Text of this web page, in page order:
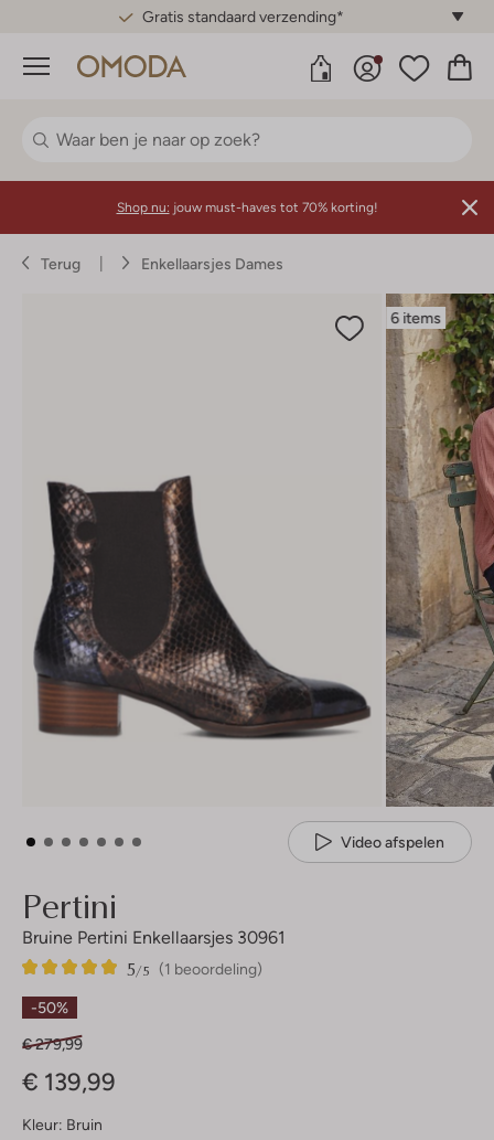
Gratis standaard verzending*
Menu
Shop nu: jouw must-haves tot 70% korting!
Terug Enkellaarsjes Dames
6 items
Video afspelen
Pertini
Bruine Pertini Enkellaarsjes 30961
(1 beoordeling)
5/5
1
5
Sterren
-50%
€ 279,99
€ 139,99
Kleur: Bruin